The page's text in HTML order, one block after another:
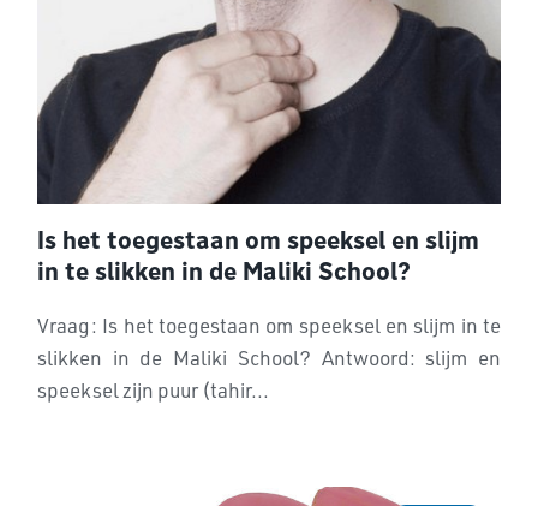
Is het toegestaan om speeksel en slijm
in te slikken in de Maliki School?
Vraag: Is het toegestaan om speeksel en slijm in te
slikken in de Maliki School? Antwoord: slijm en
speeksel zijn puur (tahir...